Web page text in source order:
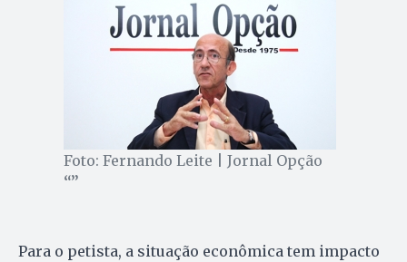
Foto: Fernando Leite | Jornal Opção
Para o petista, a situação econômica tem impacto